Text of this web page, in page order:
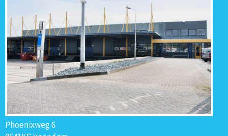
Phoenixweg 6